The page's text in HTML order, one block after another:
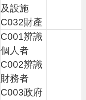
及設施
C032財產
C001辨識
個人者
C002辨識
財務者
C003政府